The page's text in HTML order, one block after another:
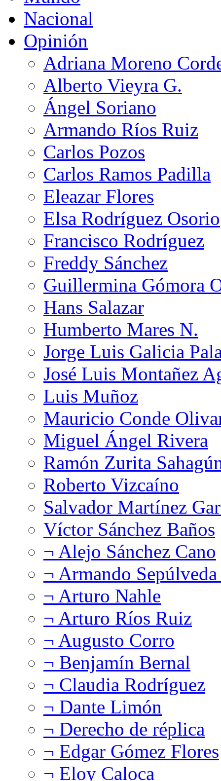
Nacional
Opinión
Adriana Moreno
Alberto Vieyra G.
Ángel Soriano
Armando Ríos Ruiz
Carlos Pozos
Carlos Ramos Padilla
Eleazar Flores
Elsa Rodríguez Osorio
Francisco Rodríguez
Freddy Sánchez
Guillermina Gómora
Hans Salazar
Humberto Mares N.
Jorge Luis Galicia
José Luis Montañez
Luis Muñoz
Mauricio Conde
Miguel Ángel Rivera
Ramón Zurita
Roberto Vizcaíno
Salvador Martínez
Víctor Sánchez Baños
¬ Alejo Sánchez Cano
¬ Armando
¬ Arturo Nahle
¬ Arturo Ríos Ruiz
¬ Augusto Corro
¬ Benjamín Bernal
¬ Claudia Rodríguez
¬ Dante Limón
¬ Derecho de réplica
¬ Edgar Gómez Flores
¬ Eloy Caloca